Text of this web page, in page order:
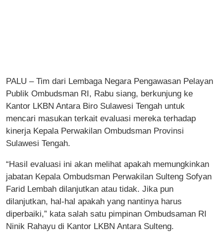
PALU – Tim dari Lembaga Negara Pengawasan Pelayan
Publik Ombudsman RI, Rabu siang, berkunjung ke
Kantor LKBN Antara Biro Sulawesi Tengah untuk
mencari masukan terkait evaluasi mereka terhadap
kinerja Kepala Perwakilan Ombudsman Provinsi
Sulawesi Tengah.
“Hasil evaluasi ini akan melihat apakah memungkinkan
jabatan Kepala Ombudsman Perwakilan Sulteng Sofyan
Farid Lembah dilanjutkan atau tidak. Jika pun
dilanjutkan, hal-hal apakah yang nantinya harus
diperbaiki,” kata salah satu pimpinan Ombudsaman RI
Ninik Rahayu di Kantor LKBN Antara Sulteng.